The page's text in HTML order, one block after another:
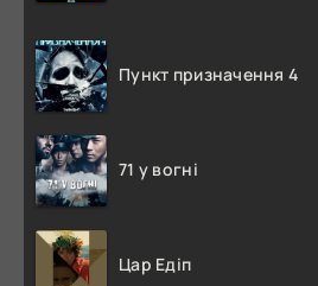
Пункт призначення 4
71 у вогні
Цар Едіп